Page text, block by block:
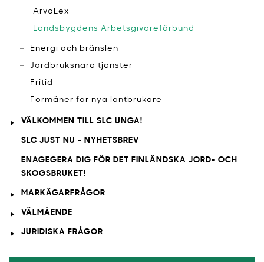
ArvoLex
​Landsbygdens Arbetsgivareförbund
Energi och bränslen
Jordbruksnära tjänster
Fritid
Förmåner för nya lantbrukare
VÄLKOMMEN TILL SLC UNGA!
SLC JUST NU - NYHETSBREV
ENAGEGERA DIG FÖR DET FINLÄNDSKA JORD- OCH
SKOGSBRUKET!
MARKÄGARFRÅGOR
VÄLMÅENDE
JURIDISKA FRÅGOR